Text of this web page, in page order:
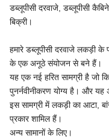
डब्लूपीसी दरवाजे, डब्लूपीसी
बिक्री।
हमारे डब्लूपीसी दरवाजे लकड़ी
के एक अनूठे संयोजन से बने हैं।
यह एक नई हरित सामग्री है जो
पुनर्नवीनीकरण योग्य है। और
इस सामग्री में लकड़ी का आटा,
प्रकार शामिल हैं।
अन्य सामानों के लिए।